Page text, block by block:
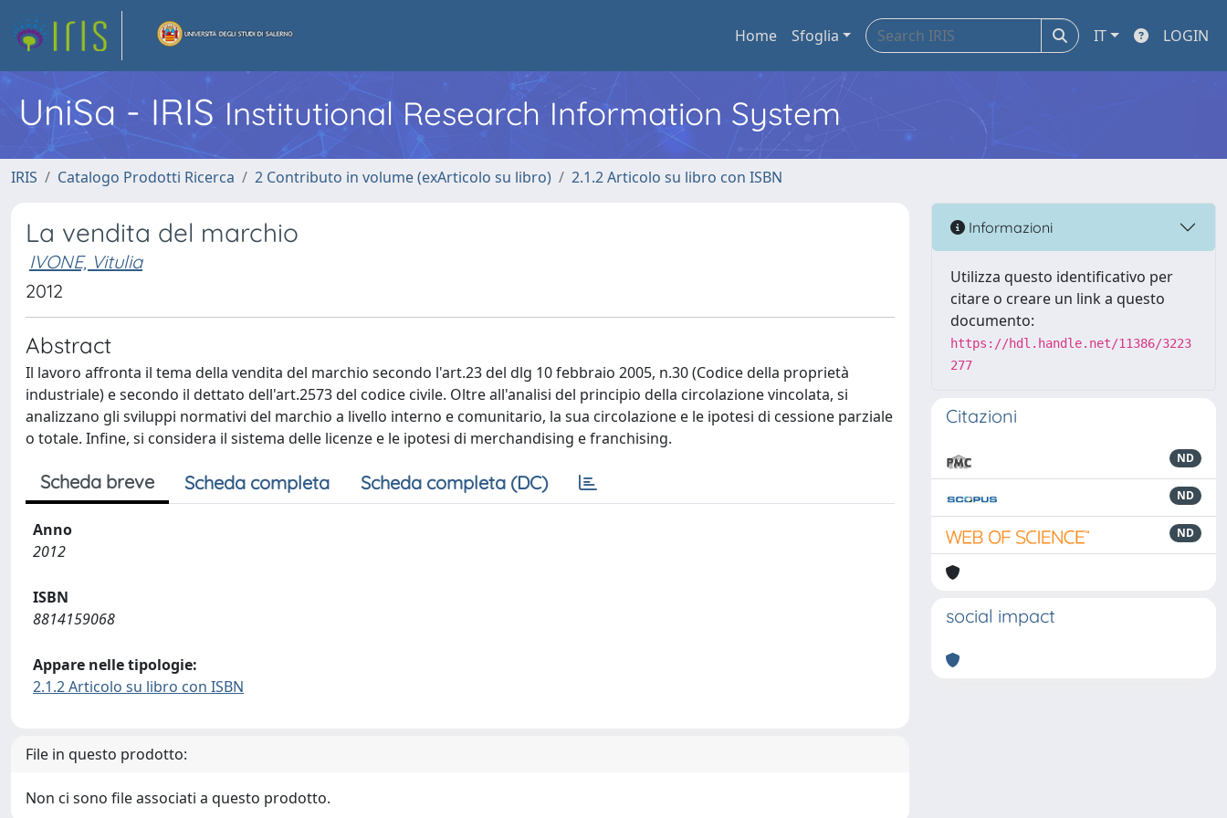
Home Sfoglia IT LOGIN
UniSa - IRIS Institutional Research Information System
IRIS Catalogo Prodotti Ricerca 2 Contributo in volume (exArticolo su libro) 2.1.2 Articolo su libro con ISBN
La vendita del marchio
IVONE, Vitulia
2012
Abstract
Il lavoro affronta il tema della vendita del marchio secondo l'art.23 del dlg 10 febbraio 2005, n.30 (Codice della proprietà
industriale) e secondo il dettato dell'art.2573 del codice civile. Oltre all'analisi del principio della circolazione vincolata, si
analizzano gli sviluppi normativi del marchio a livello interno e comunitario, la sua circolazione e le ipotesi di cessione parziale
o totale. Infine, si considera il sistema delle licenze e le ipotesi di merchandising e franchising.
Scheda breve Scheda completa Scheda completa (DC)
Anno
2012
ISBN
8814159068
Appare nelle tipologie:
2.1.2 Articolo su libro con ISBN
File in questo prodotto:
Non ci sono file associati a questo prodotto.
Informazioni
Utilizza questo identificativo per
citare o creare un link a questo
documento:
https://hdl.handle.net/11386/3223
277
Citazioni
ND
ND
ND
social impact